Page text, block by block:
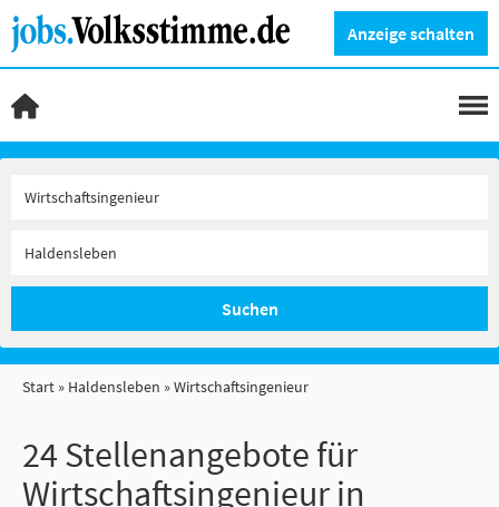
Anzeige schalten
Suchen
Start Haldensleben Wirtschaftsingenieur
24 Stellenangebote für
Wirtschaftsingenieur in